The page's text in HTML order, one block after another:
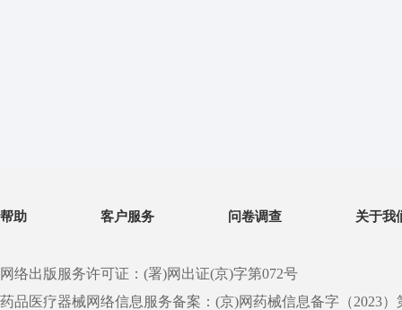
帮助 客户服务 问卷调查 关于我
网络出版服务许可证：(署)网出证(京)字第072号
药品医疗器械网络信息服务备案：(京)网药械信息备字（2023）